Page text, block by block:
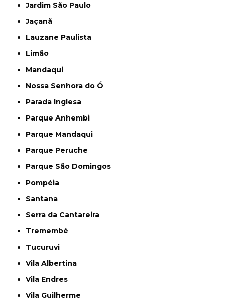
Jardim São Paulo
Jaçanã
Lauzane Paulista
Limão
Mandaqui
Nossa Senhora do Ó
Parada Inglesa
Parque Anhembi
Parque Mandaqui
Parque Peruche
Parque São Domingos
Pompéia
Santana
Serra da Cantareira
Tremembé
Tucuruvi
Vila Albertina
Vila Endres
Vila Guilherme